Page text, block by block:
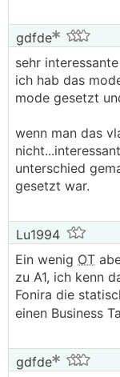
gdfde
sehr
ich hab das
mode gesetzt
wenn man das
unterschied
gesetzt war.
Lu1994
Ein wenig OT
zu A1, ich kenn
Fonira die
einen Business
gdfde